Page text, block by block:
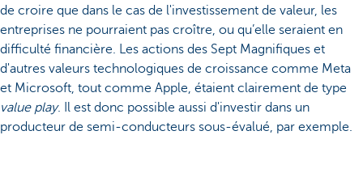
de croire que dans le cas de l'investissement de valeur, les
entreprises ne pourraient pas croître, ou qu’elle seraient en
difficulté financière. Les actions des Sept Magnifiques et
d'autres valeurs technologiques de croissance comme Meta
et Microsoft, tout comme Apple, étaient clairement de type
value play. Il est donc possible aussi d'investir dans un
producteur de semi-conducteurs sous-évalué, par exemple.